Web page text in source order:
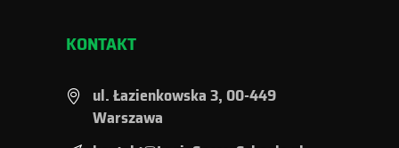
KONTAKT
ul. Łazienkowska 3, 00-449
Warszawa